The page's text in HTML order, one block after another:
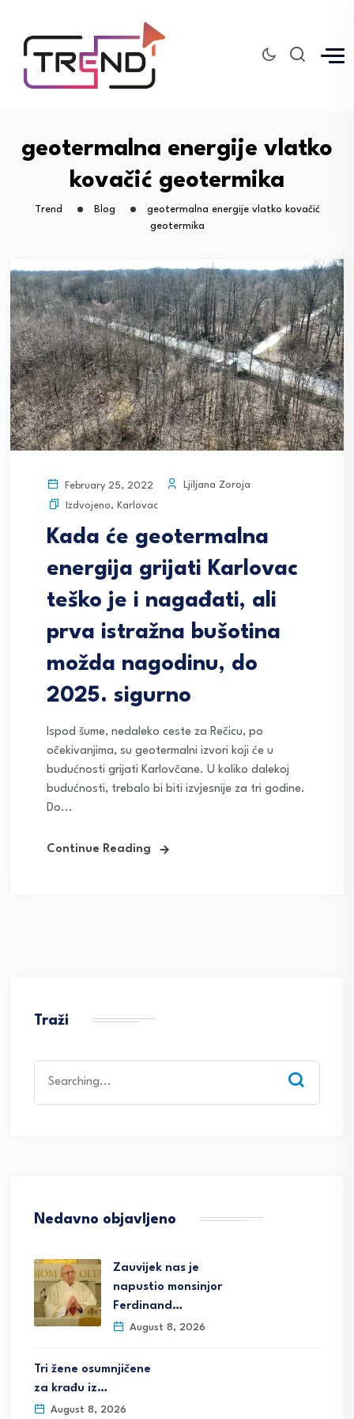
geotermalna energije vlatko
kovačić geotermika
Trend Blog
geotermalna energije vlatko kovačić
geotermika
February 25, 2022
Ljiljana Zoroja
Izdvojeno, Karlovac
Kada će geotermalna
energija grijati Karlovac
teško je i nagađati, ali
prva istražna bušotina
možda nagodinu, do
2025. sigurno
Ispod šume, nedaleko ceste za Rečicu, po
očekivanjima, su geotermalni izvori koji će u
budućnosti grijati Karlovčane. U koliko dalekoj
budućnosti, trebalo bi biti izvjesnije za tri godine.
Do...
Continue Reading
Traži
for:
Nedavno objavljeno
Zauvijek nas je
napustio monsinjor
Ferdinand…
August 8, 2026
Tri žene osumnjičene
za krađu iz…
August 8, 2026